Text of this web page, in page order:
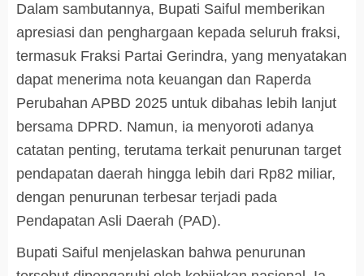
Dalam sambutannya, Bupati Saiful memberikan
apresiasi dan penghargaan kepada seluruh fraksi,
termasuk Fraksi Partai Gerindra, yang menyatakan
dapat menerima nota keuangan dan Raperda
Perubahan APBD 2025 untuk dibahas lebih lanjut
bersama DPRD. Namun, ia menyoroti adanya
catatan penting, terutama terkait penurunan target
pendapatan daerah hingga lebih dari Rp82 miliar,
dengan penurunan terbesar terjadi pada
Pendapatan Asli Daerah (PAD).
Bupati Saiful menjelaskan bahwa penurunan